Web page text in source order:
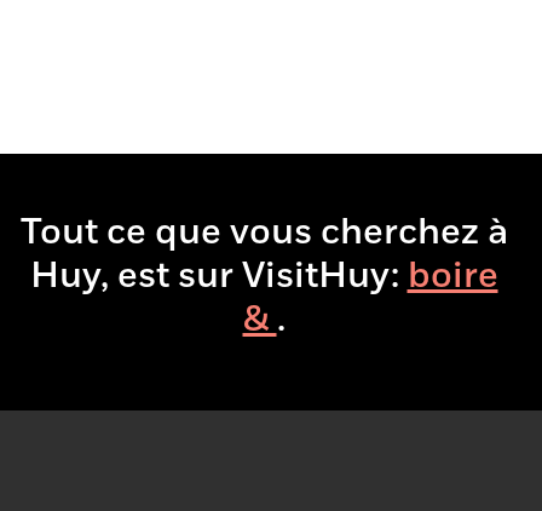
Tout ce que vous cherchez à
Huy, est sur VisitHuy:boire
& manger